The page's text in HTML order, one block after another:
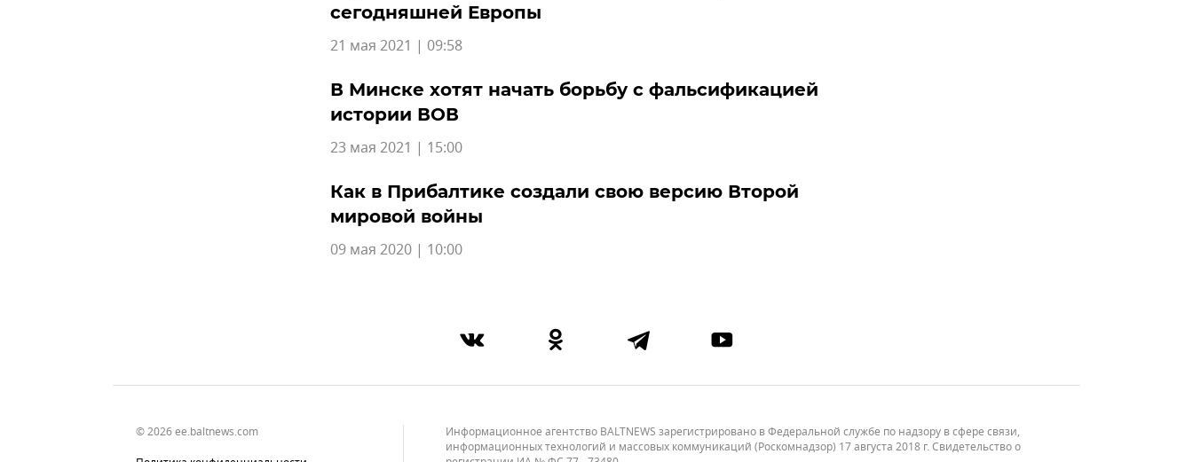
сегодняшней Европы
21 мая 2021 | 09:58
В Минске хотят начать борьбу с фальсификацией
истории ВОВ
23 мая 2021 | 15:00
Как в Прибалтике создали свою версию Второй
мировой войны
09 мая 2020 | 10:00
© 2026 ee.baltnews.com
Информационное агентство BALTNEWS зарегистрировано в Федеральной службе по надзору в сфере связи,
информационных технологий и массовых коммуникаций (Роскомнадзор) 17 августа 2018 г. Свидетельство о